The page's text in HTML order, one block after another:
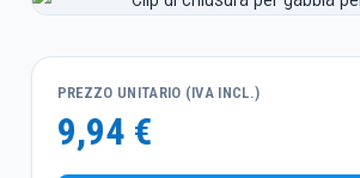
PREZZO UNITARIO (IVA INCL.)
9,94 €